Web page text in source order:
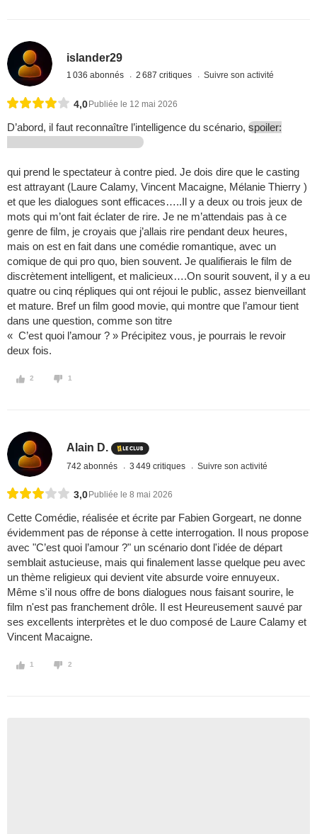
islander29
1 036 abonnés 2 687 critiques Suivre son activité
4,0 Publiée le 12 mai 2026
D’abord, il faut reconnaître l’intelligence du scénario, spoiler:
qui prend le spectateur à contre pied. Je dois dire que le casting
est attrayant (Laure Calamy, Vincent Macaigne, Mélanie Thierry )
et que les dialogues sont efficaces…..Il y a deux ou trois jeux de
mots qui m’ont fait éclater de rire. Je ne m’attendais pas à ce
genre de film, je croyais que j’allais rire pendant deux heures,
mais on est en fait dans une comédie romantique, avec un
comique de qui pro quo, bien souvent. Je qualifierais le film de
discrètement intelligent, et malicieux….On sourit souvent, il y a eu
quatre ou cinq répliques qui ont réjoui le public, assez bienveillant
et mature. Bref un film good movie, qui montre que l’amour tient
dans une question, comme son titre
« C’est quoi l’amour ? » Précipitez vous, je pourrais le revoir
deux fois.
2 1
Alain D.
742 abonnés 3 449 critiques Suivre son activité
3,0 Publiée le 8 mai 2026
Cette Comédie, réalisée et écrite par Fabien Gorgeart, ne donne
évidemment pas de réponse à cette interrogation. Il nous propose
avec "C’est quoi l’amour ?" un scénario dont l'idée de départ
semblait astucieuse, mais qui finalement lasse quelque peu avec
un thème religieux qui devient vite absurde voire ennuyeux.
Même s'il nous offre de bons dialogues nous faisant sourire, le
film n'est pas franchement drôle. Il est Heureusement sauvé par
ses excellents interprètes et le duo composé de Laure Calamy et
Vincent Macaigne.
1 2